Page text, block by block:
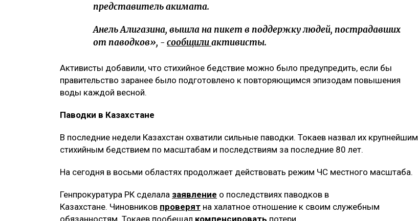
представитель акимата.
Анель Алигазина, вышла на пикет в поддержку людей, пострадавших
от паводков», - сообщилиактивисты.
Активисты добавили, что стихийное бедствие можно было предупредить, если бы
правительство заранее было подготовлено к повторяющимся эпизодам повышения
воды каждой весной.
Паводки в Казахстане
В последние недели Казахстан охватили сильные паводки. Токаев назвал их крупнейшим
стихийным бедствием по масштабам и последствиям за последние 80 лет.
На сегодня в восьми областях продолжает действовать режим ЧС местного масштаба.
Генпрокуратура РК сделала заявление о последствиях паводков в
Казахстане. Чиновников проверят на халатное отношение к своим служебным
обязанностям. Токаев пообещал компенсировать потери.